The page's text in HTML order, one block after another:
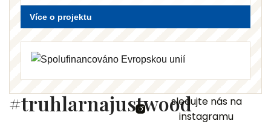
Více o projektu
#truhlarnajustwoodsledujte nás na
instagramu